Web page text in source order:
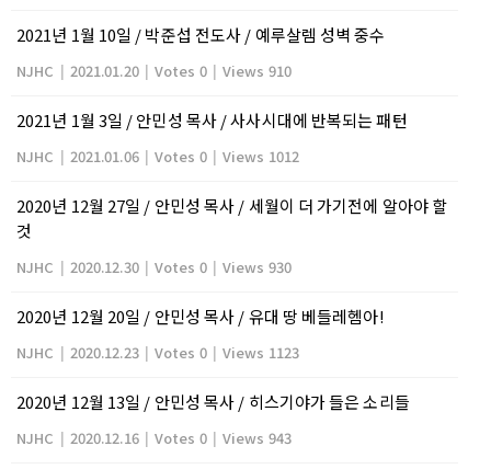
2021년 1월 10일 / 박준섭 전도사 / 예루살렘 성벽 중수
NJHC | 2021.01.20 | Votes 0 | Views 910
2021년 1월 3일 / 안민성 목사 / 사사시대에 반복되는 패턴
NJHC | 2021.01.06 | Votes 0 | Views 1012
2020년 12월 27일 / 안민성 목사 / 세월이 더 가기전에 알아야 할
것
NJHC | 2020.12.30 | Votes 0 | Views 930
2020년 12월 20일 / 안민성 목사 / 유대 땅 베들레헴아!
NJHC | 2020.12.23 | Votes 0 | Views 1123
2020년 12월 13일 / 안민성 목사 / 히스기야가 들은 소리들
NJHC | 2020.12.16 | Votes 0 | Views 943